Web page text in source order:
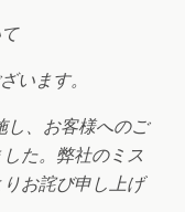
います。
し、お客様へのご
た。弊社のミス
お詫び申し上げ